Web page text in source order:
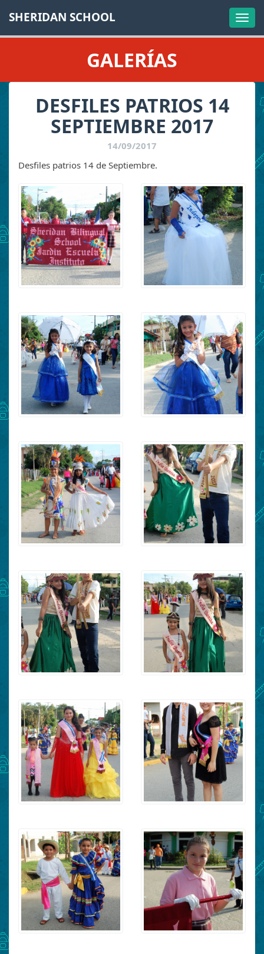
SHERIDAN SCHOOL
GALERÍAS
DESFILES PATRIOS 14
SEPTIEMBRE 2017
14/09/2017
Desfiles patrios 14 de Septiembre.